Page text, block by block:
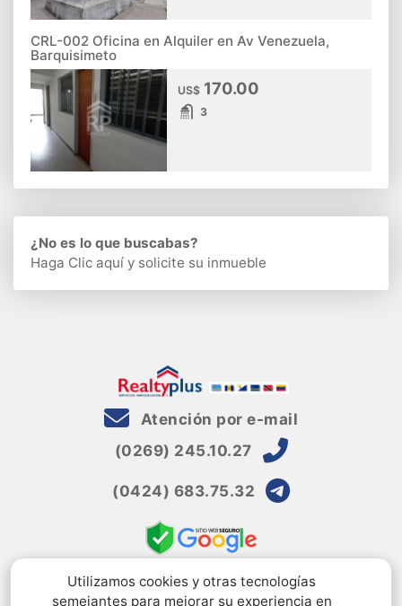
Utilizamos cookies y otras tecnologías
semejantes para mejorar su experiencia en
CRL-002 Oficina en Alquiler en Av Venezuela,
Barquisimeto
US$ 170.00
3
¿No es lo que buscabas?
Haga Clic aquí y solicite su inmueble
Atención por e-mail
(0269) 245.10.27
(0424) 683.75.32